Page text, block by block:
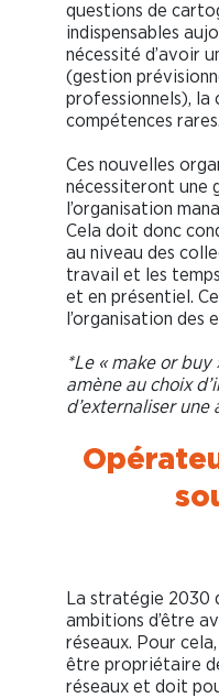
questions de
indispensables
nécessité d’avoir
(gestion
professionnels), la
compétences
Ces nouvelles
nécessiteront une
l’organisation
Cela doit donc
au niveau des
travail et les
et en présentiel.
l’organisation des
*Le «make or buy
amène au choix
d’externaliser
La stratégie 2030
ambitions d’être
réseaux. Pour
être propriétaire
réseaux et doit